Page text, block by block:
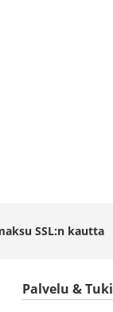
SSL:n kautta
Palvelu & Tuki